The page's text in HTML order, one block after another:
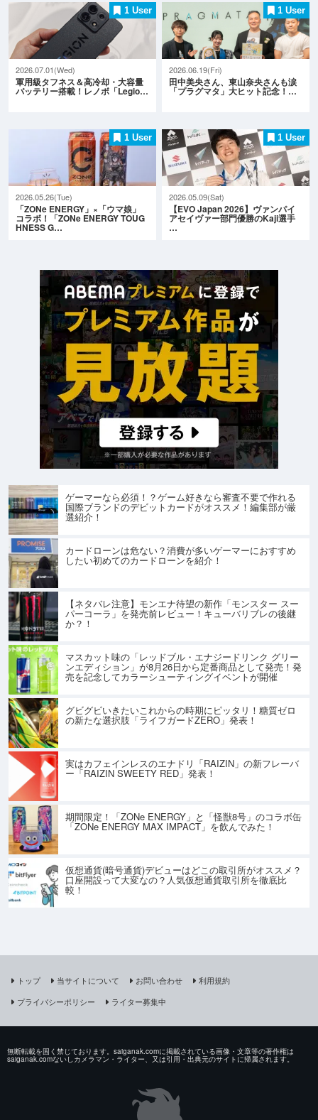
1 User
2026.07.01(Wed)
軍用級タフネス＆高冷却・大容量
バッテリー搭載！レノボ「Legio…
1 User
2026.06.19(Fri)
田中美央さん、東山奈央さんも涙
「プラグマタ」大ヒット記念！…
1 User
2026.05.26(Tue)
「ZONe ENERGY」×「ウマ娘」
コラボ！「ZONe ENERGY TOUG
HNESS G…
1 User
2026.05.09(Sat)
【EVO Japan 2026】ヴァンパイ
アセイヴァー部門優勝のKaji選手
…
ゲーマーなら必須！？ゲーム好きなら審査不要で作れる
国際ブランドのデビットカードがオススメ！編集部が厳
選紹介！
カードローンは危ない？消費が多いゲーマーにおすすめ
したい初めてのカードローンを紹介！
【ネタバレ注意】モンエナ待望の新作「モンスター スー
パーコーラ」を発売前レビュー！キューバリブレの後継
か？！
マスカット味の「レッドブル・エナジードリンク グリー
ンエディション」が8月26日から定番商品として発売！発
売を記念してカラーシューティングイベントが開催
グビグビいきたいこれからの時期にピッタリ！糖質ゼロ
の新たな選択肢「ライフガードZERO」発表！
実はカフェインレスのエナドリ「RAIZIN」の新フレーバ
ー「RAIZIN SWEETY RED」発表！
期間限定！「ZONe ENERGY」と「怪獣8号」のコラボ缶
「ZONe ENERGY MAX IMPACT」を飲んでみた！
仮想通貨(暗号通貨)デビューはどこの取引所がオススメ？
口座開設って大変なの？人気仮想通貨取引所を徹底比
較！
トップ 当サイトについて お問い合わせ
利用規約
プライバシーポリシー
ライター募集中
無断転載を固く禁じております。saiganak.comに掲載されている画像・文章等の著作権は
saiganak.comないしカメラマン・ライター、又は引用・出典元のサイトに帰属されます。